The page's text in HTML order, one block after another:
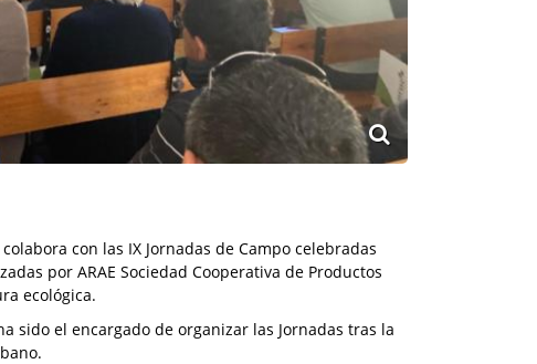
con las IX Jornadas de Campo celebradas
por ARAE Sociedad Cooperativa de Productos
ecológica.
sido el encargado de organizar las Jornadas tras la